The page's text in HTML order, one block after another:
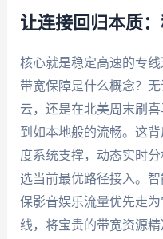
让连接回归本质
核心就是稳定高速的专
带宽保障是什么概念？
云，还是在北美周末刷
到如本地般的流畅。这
度系统支撑，动态实时
选当前最优路径接入。
保影音娱乐流量优先走
线，将宝贵的带宽资源